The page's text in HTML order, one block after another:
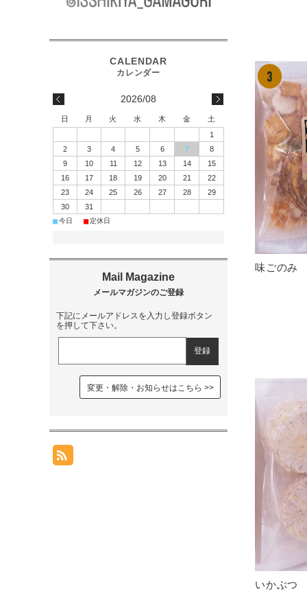
味ごのみ
いかぶつ
2026/08
日 月 火 水 木 金
土
1
2
3 4 5 6 7
8
9
10 11 12 13 14
15
16
17 18 19 20 21
22
23
24 25 26 27 28
29
30
31
■今日 ■定休日
下記にメールアドレスを入力し登録ボタン
を押して下さい。
変更・解除・お知らせはこちら